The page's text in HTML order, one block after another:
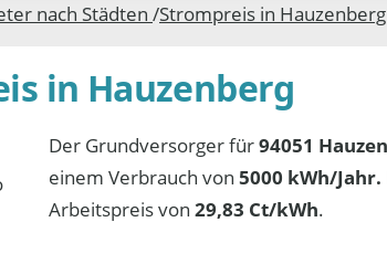
nach Städten /Strompreis in Hauzenberg
in Hauzenberg
Der Grundversorger für94051
einem Verbrauch von5000 kWh/Jahr.
Arbeitspreis von29,83 Ct/kWh.